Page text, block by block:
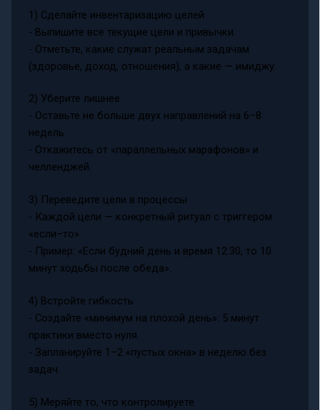
1) Сделайте инвентаризацию целей
- Выпишите все текущие цели и привычки.
- Отметьте, какие служат реальным задачам
(здоровье, доход, отношения), а какие — имиджу.
2) Уберите лишнее
- Оставьте не больше двух направлений на 6–8
недель.
- Откажитесь от «параллельных марафонов» и
челленджей.
3) Переведите цели в процессы
- Каждой цели — конкретный ритуал с триггером
«если–то».
- Пример: «Если будний день и время 12:30, то 10
минут ходьбы после обеда».
4) Встройте гибкость
- Создайте «минимум на плохой день»: 5 минут
практики вместо нуля.
- Запланируйте 1–2 «пустых окна» в неделю без
задач.
5) Меряйте то, что контролируете